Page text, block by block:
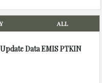
ALL
Data EMIS PTKIN